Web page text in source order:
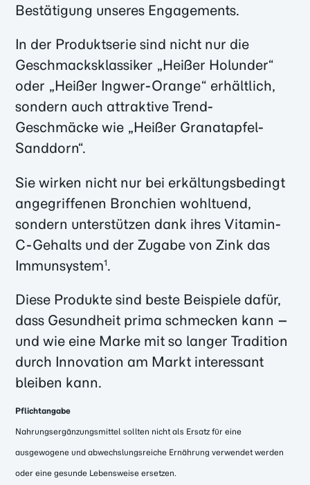
Bestätigung unseres Engagements.
In der Produktserie sind nicht nur die
Geschmacksklassiker „Heißer Holunder“
oder „Heißer Ingwer-Orange“ erhältlich,
sondern auch attraktive Trend-
Geschmäcke wie „Heißer Granatapfel-
Sanddorn“.
Sie wirken nicht nur bei erkältungsbedingt
angegriffenen Bronchien wohltuend,
sondern unterstützen dank ihres Vitamin-
C-Gehalts und der Zugabe von Zink das
Immunsystem1.
Diese Produkte sind beste Beispiele dafür,
dass Gesundheit prima schmecken kann –
und wie eine Marke mit so langer Tradition
durch Innovation am Markt interessant
bleiben kann.
Pflichtangabe
Nahrungsergänzungsmittel sollten nicht als Ersatz für eine
ausgewogene und abwechslungsreiche Ernährung verwendet werden
oder eine gesunde Lebensweise ersetzen.